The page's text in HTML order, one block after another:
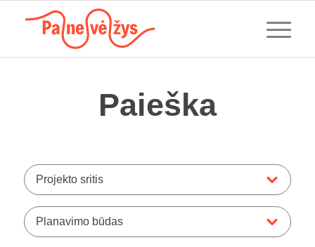
Paieška
Projekto sritis
Planavimo būdas